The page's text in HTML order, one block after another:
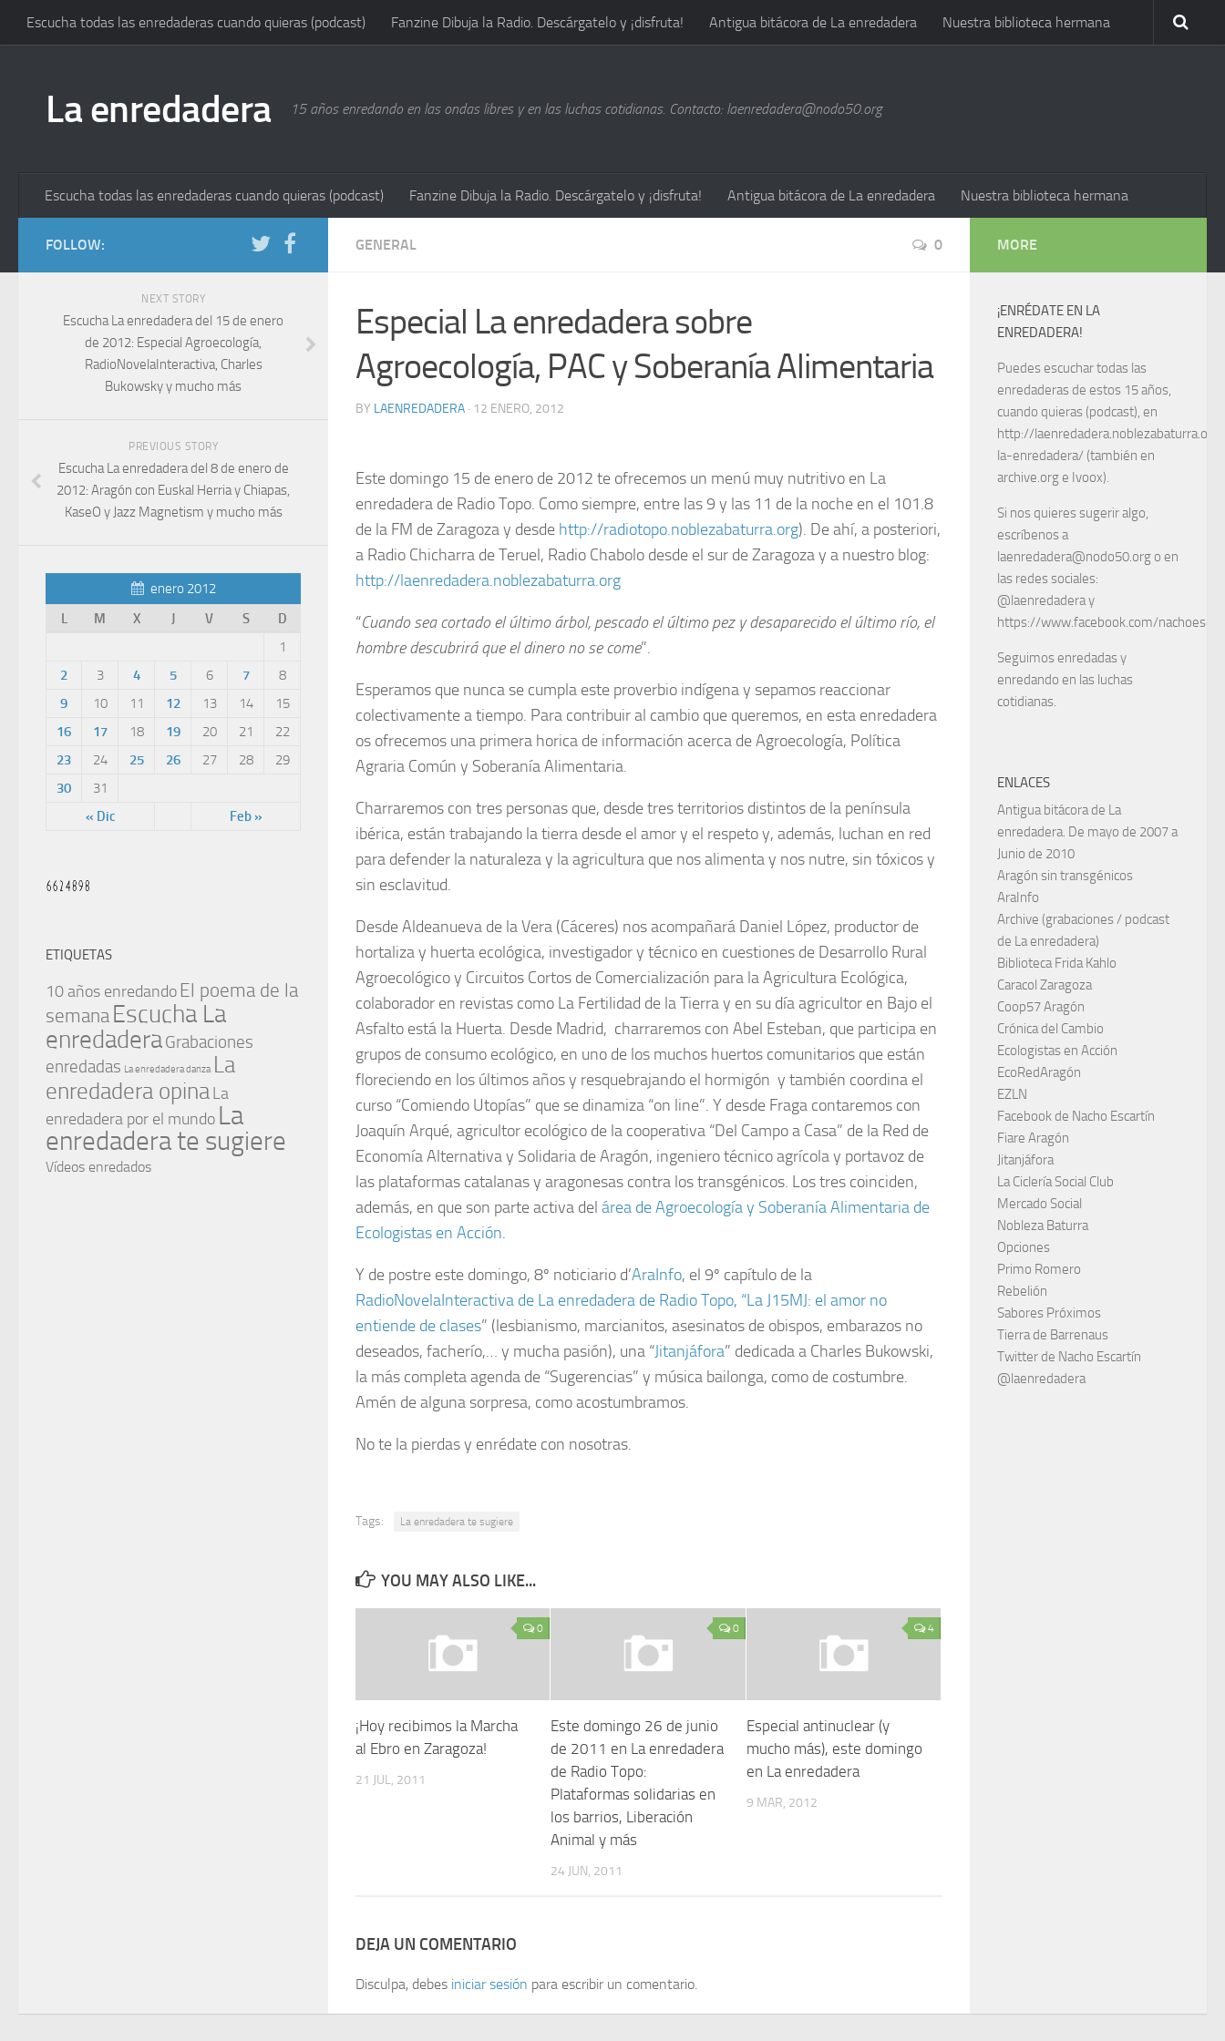
Escucha todas las enredaderas cuando quieras (podcast) Fanzine Dibuja la Radio. Descárgatelo y ¡disfruta! Antigua bitácora de La enredadera Nuestra biblioteca hermana
La enredadera 15 años enredando en las ondas libres y en las luchas cotidianas. Contacto: laenredadera@nodo50.org
Escucha todas las enredaderas cuando quieras (podcast) Fanzine Dibuja la Radio. Descárgatelo y ¡disfruta! Antigua bitácora de La enredadera Nuestra biblioteca hermana
GENERAL 0
Especial La enredadera sobre
Agroecología, PAC y Soberanía Alimentaria
BY LAENREDADERA · 12 ENERO, 2012
Este domingo 15 de enero de 2012 te ofrecemos un menú muy nutritivo en La
enredadera de Radio Topo. Como siempre, entre las 9 y las 11 de la noche en el 101.8
de la FM de Zaragoza y desde http://radiotopo.noblezabaturra.org). De ahí, a posteriori,
a Radio Chicharra de Teruel, Radio Chabolo desde el sur de Zaragoza y a nuestro blog:
http://laenredadera.noblezabaturra.org
“Cuando sea cortado el último árbol, pescado el último pez y desaparecido el último río, el
hombre descubrirá que el dinero no se come”.
Esperamos que nunca se cumpla este proverbio indígena y sepamos reaccionar
colectivamente a tiempo. Para contribuir al cambio que queremos, en esta enredadera
os ofrecemos una primera horica de información acerca de Agroecología, Política
Agraria Común y Soberanía Alimentaria.
Charraremos con tres personas que, desde tres territorios distintos de la península
ibérica, están trabajando la tierra desde el amor y el respeto y, además, luchan en red
para defender la naturaleza y la agricultura que nos alimenta y nos nutre, sin tóxicos y
sin esclavitud.
Desde Aldeanueva de la Vera (Cáceres) nos acompañará Daniel López, productor de
hortaliza y huerta ecológica, investigador y técnico en cuestiones de Desarrollo Rural
Agroecológico y Circuitos Cortos de Comercialización para la Agricultura Ecológica,
colaborador en revistas como La Fertilidad de la Tierra y en su día agricultor en Bajo el
Asfalto está la Huerta. Desde Madrid, charraremos con Abel Esteban, que participa en
grupos de consumo ecológico, en uno de los muchos huertos comunitarios que están
floreciendo en los últimos años y resquebrajando el hormigón y también coordina el
curso “Comiendo Utopías” que se dinamiza “on line”. Y desde Fraga contaremos con
Joaquín Arqué, agricultor ecológico de la cooperativa “Del Campo a Casa” de la Red de
Economía Alternativa y Solidaria de Aragón, ingeniero técnico agrícola y portavoz de
las plataformas catalanas y aragonesas contra los transgénicos. Los tres coinciden,
además, en que son parte activa del área de Agroecología y Soberanía Alimentaria de
Ecologistas en Acción.
Y de postre este domingo, 8º noticiario d’AraInfo, el 9º capítulo de la
RadioNovelaInteractiva de La enredadera de Radio Topo, “La J15MJ: el amor no
entiende de clases” (lesbianismo, marcianitos, asesinatos de obispos, embarazos no
deseados, facherío,… y mucha pasión), una “Jitanjáfora” dedicada a Charles Bukowski,
la más completa agenda de “Sugerencias” y música bailonga, como de costumbre.
Amén de alguna sorpresa, como acostumbramos.
No te la pierdas y enrédate con nosotras.
Tags: La enredadera te sugiere
YOU MAY ALSO LIKE...
0
¡Hoy recibimos la Marcha
al Ebro en Zaragoza!
21 JUL, 2011
0
Este domingo 26 de junio
de 2011 en La enredadera
de Radio Topo:
Plataformas solidarias en
los barrios, Liberación
Animal y más
24 JUN, 2011
4
Especial antinuclear (y
mucho más), este domingo
en La enredadera
9 MAR, 2012
DEJA UN COMENTARIO
Disculpa, debes iniciar sesión para escribir un comentario.
FOLLOW:
NEXT STORY
Escucha La enredadera del 15 de enero
de 2012: Especial Agroecología,
RadioNovelaInteractiva, Charles
Bukowsky y mucho más
PREVIOUS STORY
Escucha La enredadera del 8 de enero de
2012: Aragón con Euskal Herria y Chiapas,
KaseO y Jazz Magnetism y mucho más
enero 2012
L
M X J V S D
« Dic Feb »
1
2
3 4 5 6 7
8
9
10 11 12 13 14
15
16
17 18 19 20 21
22
23
24 25 26 27 28
29
30
31
ETIQUETAS
10 años enredando El poema de la
semana Escucha La
enredaderaGrabaciones
enredadas La enredadera danza La
enredadera opina La
enredadera por el mundo La
enredadera te sugiere
Vídeos enredados
MORE
¡ENRÉDATE EN LA
ENREDADERA!
Puedes escuchar todas las
enredaderas de estos 15 años,
cuando quieras (podcast), en
http://
la-enredadera/ (también en
archive.org e Ivoox).
Si nos quieres sugerir algo,
escríbenos a
laenredadera@nodo50.org o en
las redes sociales:
@laenredadera y
https://www.facebook.com/
Seguimos enredadas y
enredando en las luchas
cotidianas.
ENLACES
Antigua bitácora de La
enredadera. De mayo de 2007 a
Junio de 2010
Aragón sin transgénicos
AraInfo
Archive (grabaciones / podcast
de La enredadera)
Biblioteca Frida Kahlo
Caracol Zaragoza
Coop57 Aragón
Crónica del Cambio
Ecologistas en Acción
EcoRedAragón
EZLN
Facebook de Nacho Escartín
Fiare Aragón
Jitanjáfora
La Ciclería Social Club
Mercado Social
Nobleza Baturra
Opciones
Primo Romero
Rebelión
Sabores Próximos
Tierra de Barrenaus
Twitter de Nacho Escartín
@laenredadera